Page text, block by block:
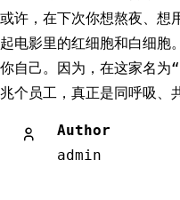
或许，在下次你想熬夜、想
起电影里的红细胞和白细胞
你自己。因为，在这家名为
兆个员工，真正是同呼吸、
Author
admin